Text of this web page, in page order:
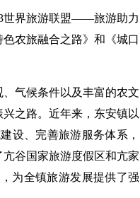
世界旅游联盟——旅游助力
农旅融合之路》和《城口
气候条件以及丰富的农文
之路。近年来，东安镇以
设、完善旅游服务体系，
谷国家旅游度假区和亢家
为全镇旅游发展提供了强